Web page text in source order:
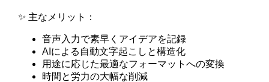
✨ 主なメリット：
音声入力で素早くアイデアを記録
AIによる自動文字起こしと構造化
用途に応じた最適なフォーマットへの変換
時間と労力の大幅な削減